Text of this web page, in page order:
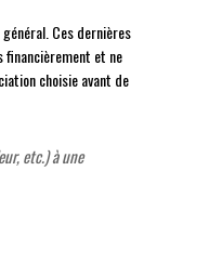
Ces dernières
et ne
choisie avant de
etc.) à une